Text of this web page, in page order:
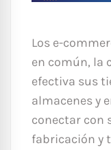
Los e-
en común, la
efectiva sus
almacenes y
conectar con
fabricación y